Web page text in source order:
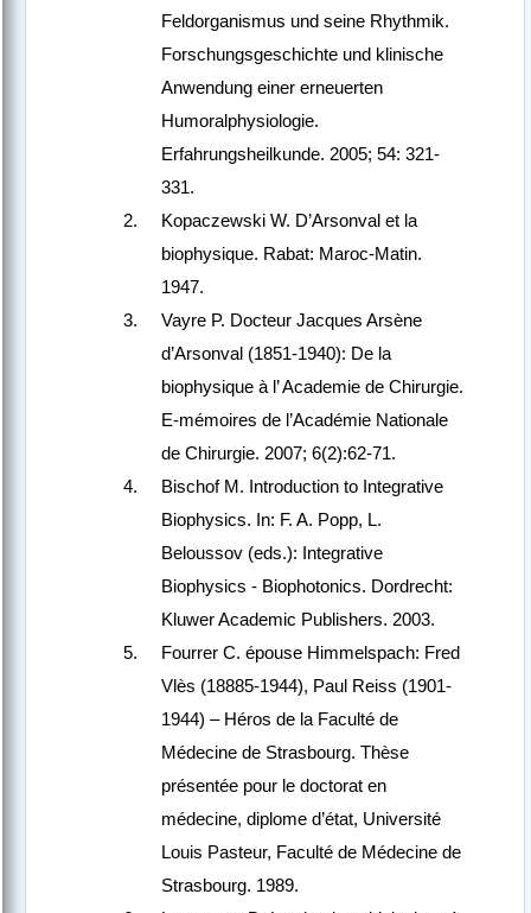
Feldorganismus und seine Rhythmik.
Forschungsgeschichte und klinische
Anwendung einer erneuerten
Humoralphysiologie.
Erfahrungsheilkunde. 2005; 54: 321-
331.
Kopaczewski W. D’Arsonval et la
biophysique. Rabat: Maroc-Matin.
1947.
Vayre P. Docteur Jacques Arsène
d’Arsonval (1851-1940): De la
biophysique à l’ Academie de Chirurgie.
E-mémoires de l’Académie Nationale
de Chirurgie. 2007; 6(2):62-71.
Bischof M. Introduction to Integrative
Biophysics. In: F. A. Popp, L.
Beloussov (eds.): Integrative
Biophysics - Biophotonics. Dordrecht:
Kluwer Academic Publishers. 2003.
Fourrer C. épouse Himmelspach: Fred
Vlès (18885-1944), Paul Reiss (1901-
1944) – Héros de la Faculté de
Médecine de Strasbourg. Thèse
présentée pour le doctorat en
médecine, diplome d’état, Université
Louis Pasteur, Faculté de Médecine de
Strasbourg. 1989.